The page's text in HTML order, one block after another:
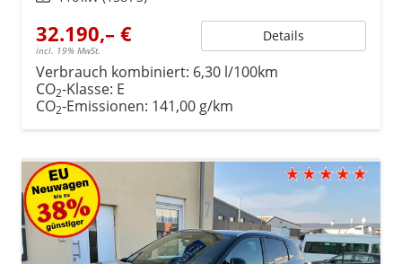
32.190,– €
incl. 19% MwSt.
Details
Verbrauch kombiniert: 6,30 l/100km
CO2-Klasse: E
CO2-Emissionen: 141,00 g/km